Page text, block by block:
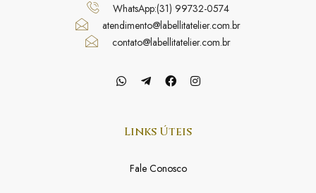
WhatsApp:(31) 99732-0574
atendimento@labellitatelier.com.br
contato@labellitatelier.com.br
Links Úteis
Fale Conosco